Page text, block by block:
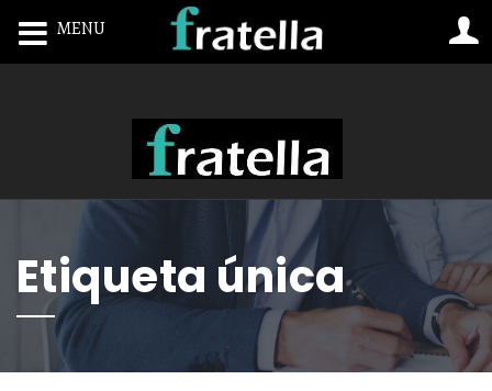
Etiqueta única
MENU